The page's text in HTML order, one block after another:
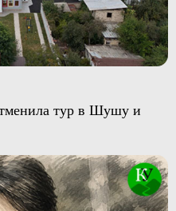
тур в Шушу и